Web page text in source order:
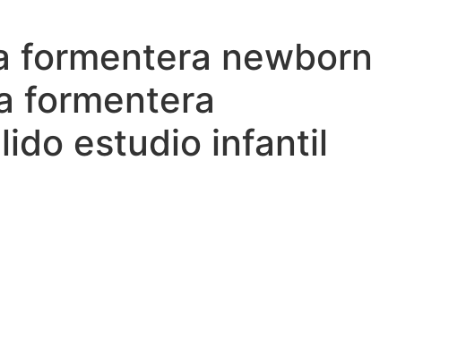
formentera newborn
formentera
estudio infantil